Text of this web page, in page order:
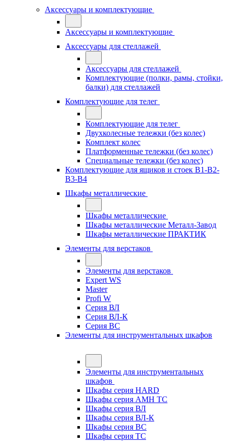
Аксессуары и комплектующие
Аксессуары и комплектующие
Аксессуары для стеллажей
Аксессуары для стеллажей
Комплектующие (полки, рамы, стойки,
балки) для стеллажей
Комплектующие для телег
Комплектующие для телег
Двухколесные тележки (без колес)
Комплект колес
Платформенные тележки (без колес)
Специальные тележки (без колес)
Комплектующие для ящиков и стоек В1-В2-
В3-В4
Шкафы металлические
Шкафы металлические
Шкафы металлические Металл-Завод
Шкафы металлические ПРАКТИК
Элементы для верстаков
Элементы для верстаков
Expert WS
Master
Profi W
Серия ВЛ
Серия ВЛ-К
Серия ВС
Элементы для инструментальных шкафов
Элементы для инструментальных
шкафов
Шкафы серия HARD
Шкафы серия АМН ТС
Шкафы серия ВЛ
Шкафы серия ВЛ-К
Шкафы серия ВС
Шкафы серия ТС